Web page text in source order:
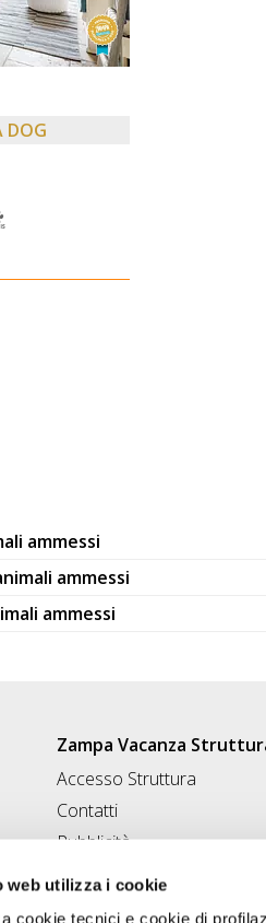
web utilizza i cookie
cookie tecnici e cookie di
DOG
ammessi
ammessi
ammessi
Zampa Vacanza
Accesso Struttura
Contatti
Pubblicità
Iscrivi Struttura